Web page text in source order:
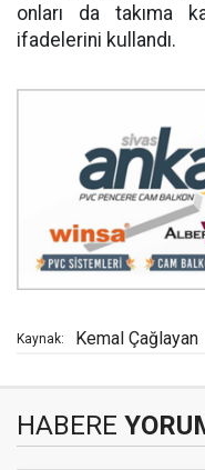
onları da takıma
ifadelerini kullandı.
Kaynak: Kemal Çağlayan
HABERE